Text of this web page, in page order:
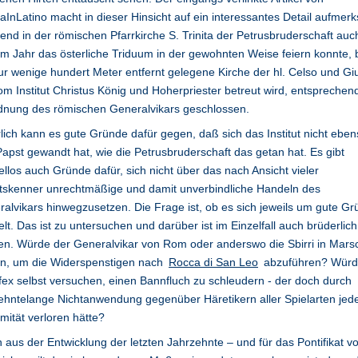
macht in dieser Hinsicht auf ein interessantes Detail
in der römischen Pfarrkirche S. Trinita der Petrusbruderschaft
Jahr das österliche Triduum in der gewohnten Weise feiern konnte,
wenige hundert Meter entfernt gelegene Kirche der hl. Celso und
Institut Christus König und Hoherpriester betreut wird,
des römischen Generalvikars geschlossen.
kann es gute Gründe dafür gegen, daß sich das Institut nicht
gewandt hat, wie die Petrusbruderschaft das getan hat. Es gibt
auch Gründe dafür, sich nicht über das nach Ansicht vieler
unrechtmäßige und damit unverbindliche Handeln des
hinwegzusetzen. Die Frage ist, ob es sich jeweils um gute
Das ist zu untersuchen und darüber ist im Einzelfall auch
Würde der Generalvikar von Rom oder anderswo die Sbirri in
um die Widerspenstigen nach Rocca di San Leo abzuführen?
selbst versuchen, einen Bannfluch zu schleudern - der doch durch
Nichtanwendung gegenüber Häretikern aller Spielarten
verloren hätte?
aus der Entwicklung der letzten Jahrzehnte – und für das Pontifikat